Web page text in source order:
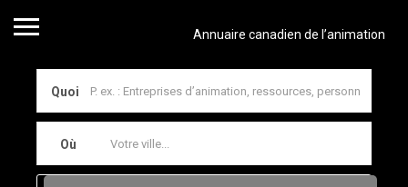
Annuaire canadien de l’animation
Quoi
Où